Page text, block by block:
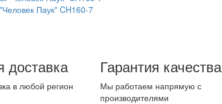
Паук" CH160-7
доставка
в любой регион
Гарантия качества
Мы работаем напрямую с
производителями